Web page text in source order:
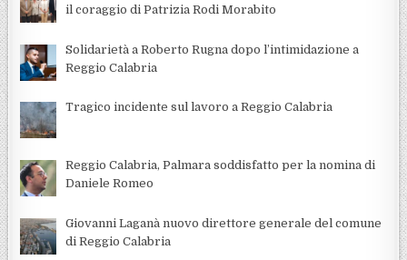
il coraggio di Patrizia Rodi Morabito
Solidarietà a Roberto Rugna dopo l’intimidazione a
Reggio Calabria
Tragico incidente sul lavoro a Reggio Calabria
Reggio Calabria, Palmara soddisfatto per la nomina di
Daniele Romeo
Giovanni Laganà nuovo direttore generale del comune
di Reggio Calabria